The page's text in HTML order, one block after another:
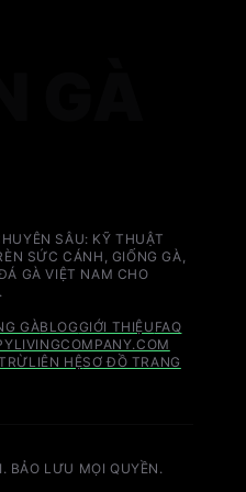
SÂU: KỸ THUẬT
SỨC CÁNH, GIỐNG GÀ,
GÀ VIỆT NAM CHO
GÀBLOGGIỚI THIỆU FAQ
LIÊN HỆSƠ ĐỒ TRANG
BẢO LƯU MỌI QUYỀN.